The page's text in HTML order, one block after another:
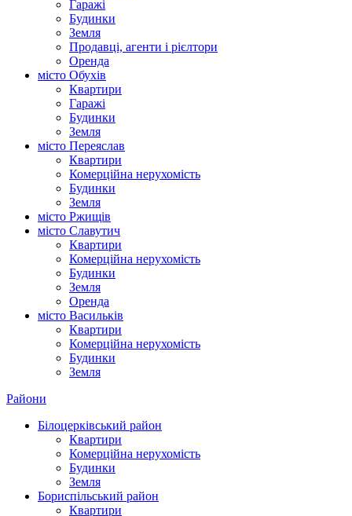
Гаражі
Будинки
Земля
Продавці, агенти і рієлтори
Оренда
місто Обухів
Квартири
Гаражі
Будинки
Земля
місто Переяслав
Квартири
Комерційна нерухомість
Будинки
Земля
місто Ржищів
місто Славутич
Квартири
Комерційна нерухомість
Будинки
Земля
Оренда
місто Василькiв
Квартири
Комерційна нерухомість
Будинки
Земля
Райони
Білоцерківський район
Квартири
Комерційна нерухомість
Будинки
Земля
Бориспільський район
Квартири